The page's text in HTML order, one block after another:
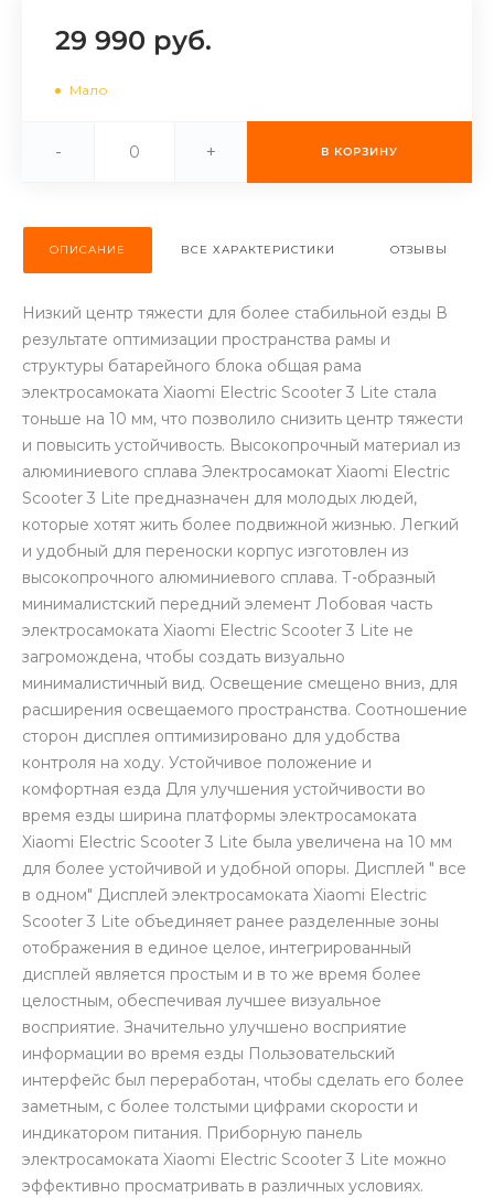
раз в 2 недели
8 800 302-02-51
29 990 руб.
Мало
- + В КОРЗИНУ
ОПИСАНИЕ ВСЕ ХАРАКТЕРИСТИКИ ОТЗЫВЫ
Низкий центр тяжести для более стабильной езды В
результате оптимизации пространства рамы и
структуры батарейного блока общая рама
электросамоката Xiaomi Electric Scooter 3 Lite стала
тоньше на 10 мм, что позволило снизить центр тяжести
и повысить устойчивость. Высокопрочный материал из
алюминиевого сплава Электросамокат Xiaomi Electric
Scooter 3 Lite предназначен для молодых людей,
которые хотят жить более подвижной жизнью. Легкий
и удобный для переноски корпус изготовлен из
высокопрочного алюминиевого сплава. Т-образный
минималистский передний элемент Лобовая часть
электросамоката Xiaomi Electric Scooter 3 Lite не
загромождена, чтобы создать визуально
минималистичный вид. Освещение смещено вниз, для
расширения освещаемого пространства. Соотношение
сторон дисплея оптимизировано для удобства
контроля на ходу. Устойчивое положение и
комфортная езда Для улучшения устойчивости во
время езды ширина платформы электросамоката
Xiaomi Electric Scooter 3 Lite была увеличена на 10 мм
для более устойчивой и удобной опоры. Дисплей " все
в одном" Дисплей электросамоката Xiaomi Electric
Scooter 3 Lite объединяет ранее разделенные зоны
отображения в единое целое, интегрированный
дисплей является простым и в то же время более
целостным, обеспечивая лучшее визуальное
восприятие. Значительно улучшено восприятие
информации во время езды Пользовательский
интерфейс был переработан, чтобы сделать его более
заметным, с более толстыми цифрами скорости и
индикатором питания. Приборную панель
электросамоката Xiaomi Electric Scooter 3 Lite можно
эффективно просматривать в различных условиях.